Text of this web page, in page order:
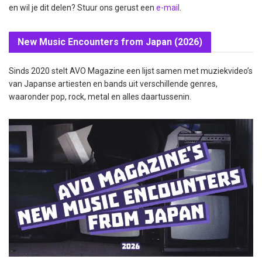
en wil je dit delen? Stuur ons gerust een e-mail
New Music Encounters from Japan (2026)
Sinds 2020 stelt AVO Magazine een lijst samen met muziekvideo’s
van Japanse artiesten en bands uit verschillende genres,
waaronder pop, rock, metal en alles daartussenin.